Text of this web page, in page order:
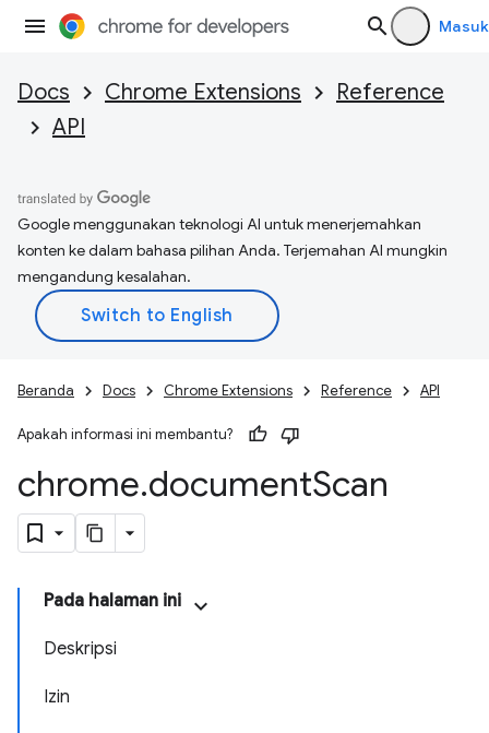
Masuk
Docs Chrome Extensions
Reference
API
Google menggunakan teknologi AI untuk menerjemahkan
konten ke dalam bahasa pilihan Anda. Terjemahan AI mungkin
mengandung kesalahan.
Beranda Docs Chrome Extensions Reference API
Apakah informasi ini membantu?
chrome.documentScan
Pada halaman ini
Deskripsi
Izin